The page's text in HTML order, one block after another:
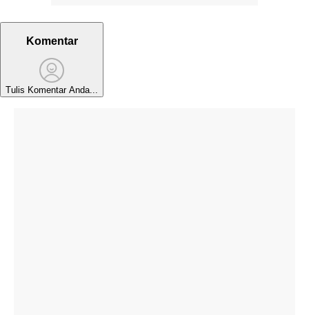
Komentar
Tulis Komentar Anda...